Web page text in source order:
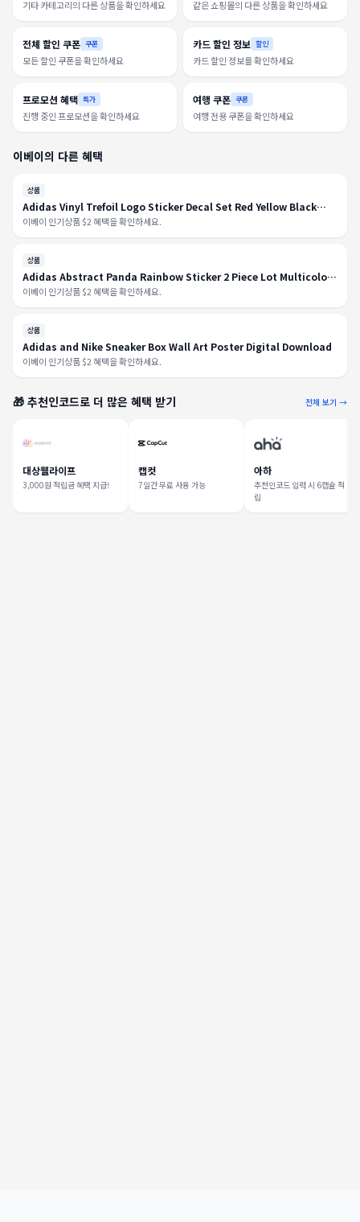
기타 카테고리의 다른 상품을 확인하세요 같은 쇼핑몰의 다른 상품을 확인하세요
전체 할인 쿠폰 쿠폰
모든 할인 쿠폰을 확인하세요
카드 할인 정보 할인
카드 할인 정보를 확인하세요
프로모션 혜택 특가
진행 중인 프로모션을 확인하세요
여행 쿠폰 쿠폰
여행 전용 쿠폰을 확인하세요
이베이의 다른 혜택
상품
Adidas Vinyl Trefoil Logo Sticker Decal Set Red Yellow Black
#C38
이베이 인기상품 $2 혜택을 확인하세요.
상품
Adidas Abstract Panda Rainbow Sticker 2 Piece Lot Multicolor
Skateboard C3
이베이 인기상품 $2 혜택을 확인하세요.
상품
Adidas and Nike Sneaker Box Wall Art Poster Digital Download
이베이 인기상품 $2 혜택을 확인하세요.
🎁 추천인코드로 더 많은 혜택 받기 전체 보기 →
대상웰라이프
3,000원 적립금 혜택 지급!
캡컷
7일간 무료 사용 가능
아하
추천인코드 입력 시 6캡슐 적
립